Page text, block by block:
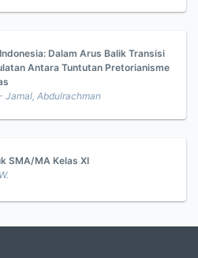
Dalam Arus Balik Transisi
Antara Tuntutan Pretorianisme
Jamal, Abdulrachman
SMA/MA Kelas XI